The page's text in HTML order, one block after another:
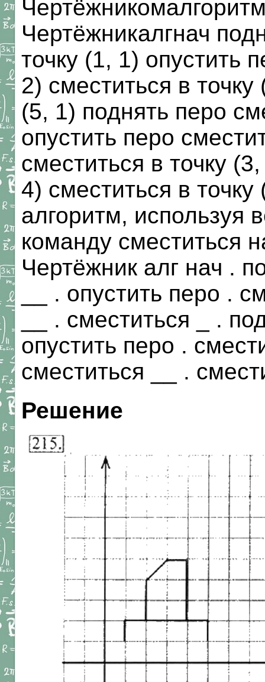
Чертёжникалгнач
точку (1, 1) опустить
2) сместиться в
(5, 1) поднять перо
опустить перо
сместиться в точку
4) сместиться в
алгоритм, используя
команду сместиться
Чертёжник алг нач .
__ . опустить перо .
__ . сместиться _ .
опустить перо .
сместиться __ .
Решение